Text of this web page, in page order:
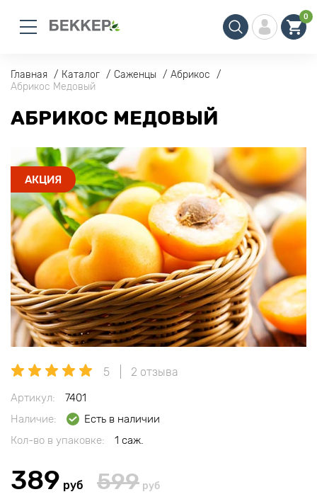
0
Главная Каталог Саженцы
Абрикос
Абрикос Медовый
АБРИКОС МЕДОВЫЙ
АКЦИЯ
5 2 отзыва
Артикул:
7401
Наличие:
Есть в наличии
Кол-во в упаковке:
1 саж.
389 руб 599 руб